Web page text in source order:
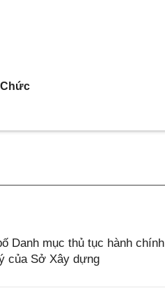
Danh mục thủ tục hành chính
của Sở Xây dựng